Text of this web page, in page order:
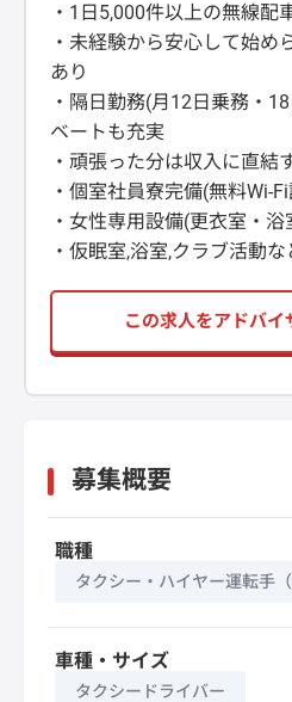
・1日5,000件以上の無線配
・未経験から安心して始め
あり
・隔日勤務(月12日乗務・
ベートも充実
・頑張った分は収入に直結
・個室社員寮完備(無料Wi-
・女性専用設備(更衣室・浴
・仮眠室,浴室,クラブ活動
この求人をアドバイ
募集概要
職種
タクシー・ハイヤー運転手
車種・サイズ
タクシードライバー